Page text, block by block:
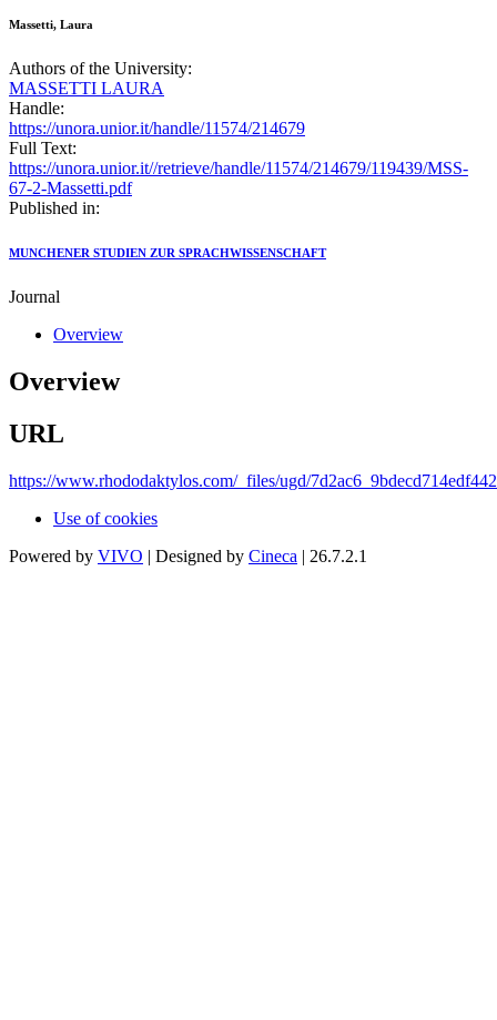
Massetti, Laura
Authors of the University:
MASSETTI LAURA
Handle:
https://unora.unior.it/handle/11574/214679
Full Text:
https://unora.unior.it//retrieve/handle/11574/214679/119439/MSS-
67-2-Massetti.pdf
Published in:
MUNCHENER STUDIEN ZUR SPRACHWISSENSCHAFT
Journal
Overview
Overview
URL
https://www.rhododaktylos.com/_files/ugd/
Use of cookies
Powered by VIVO | Designed by Cineca | 26.7.2.1